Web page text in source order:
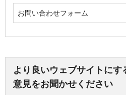
お問い合わせフォーム
より良いウェブサイトに
意見をお聞かせください